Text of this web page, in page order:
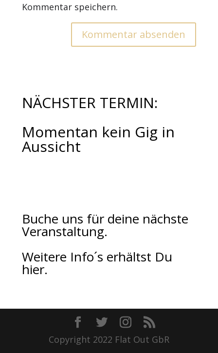
Kommentar speichern.
NÄCHSTER TERMIN:
Momentan kein Gig in
Aussicht
Buche uns für deine nächste
Veranstaltung.
Weitere Info´s erhältst Du
hier.
Copyright 2022 Flat Out GbR